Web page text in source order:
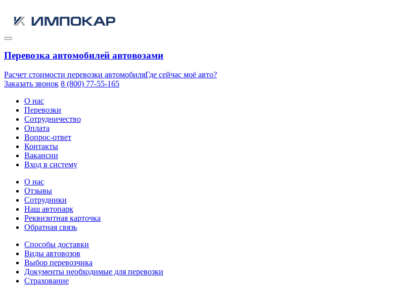
Перевозка автомобилей автовозами
Расчет стоимости перевозки автомобиляГде сейчас моё авто?
Заказать звонок 8 (800) 77-55-165
О нас
Перевозки
Сотрудничество
Оплата
Вопрос-ответ
Контакты
Вакансии
Вход в систему
О нас
Отзывы
Сотрудники
Наш автопарк
Реквизитная карточка
Обратная связь
Способы доставки
Виды автовозов
Выбор перевозчика
Документы необходимые для перевозки
Страхование